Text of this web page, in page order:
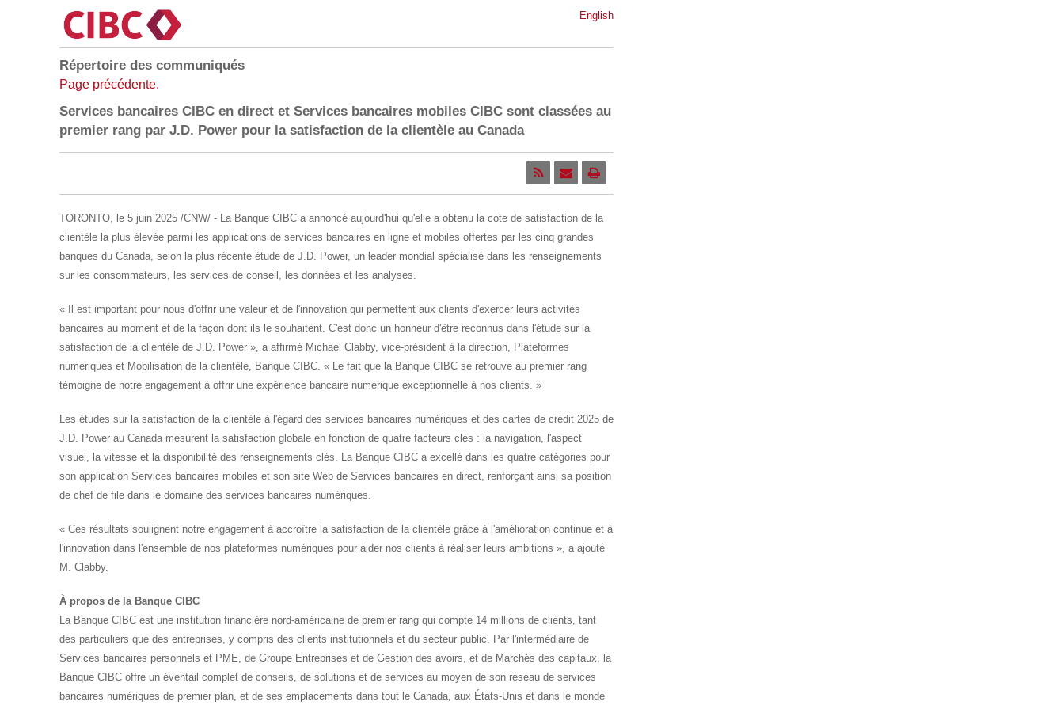
English
Répertoire des communiqués
Page précédente.
Services bancaires CIBC en direct et Services bancaires mobiles CIBC sont classées au
premier rang par J.D. Power pour la satisfaction de la clientèle au Canada
TORONTO, le 5 juin 2025 /CNW/ - La Banque CIBC a annoncé aujourd'hui qu'elle a obtenu la cote de satisfaction de la
clientèle la plus élevée parmi les applications de services bancaires en ligne et mobiles offertes par les cinq grandes
banques duCanada, selon la plus récente étude de J.D. Power, un leader mondial spécialisé dans les renseignements
sur les consommateurs, les services de conseil, les données et les analyses.
« Il est important pour nous d'offrir une valeur et de l'innovation qui permettent aux clients d'exercer leurs activités
bancaires au moment et de la façon dont ils le souhaitent. C'est donc un honneur d'être reconnus dans l'étude sur la
satisfaction de la clientèle de J.D. Power », a affirmé Michael Clabby, vice-président à la direction, Plateformes
numériques et Mobilisation de la clientèle, Banque CIBC. « Le fait que la Banque CIBC se retrouve au premier rang
témoigne de notre engagement à offrir une expérience bancaire numérique exceptionnelle à nos clients. »
Les études sur la satisfaction de la clientèle à l'égard des services bancaires numériques et des cartes de crédit 2025 de
J.D. Power auCanadamesurent la satisfaction globale en fonction de quatre facteurs clés : la navigation, l'aspect
visuel, la vitesse et la disponibilité des renseignements clés. La Banque CIBC a excellé dans les quatre catégories pour
son application Services bancaires mobiles et son site Web de Services bancaires en direct, renforçant ainsi sa position
de chef de file dans le domaine des services bancaires numériques.
« Ces résultats soulignent notre engagement à accroître la satisfaction de la clientèle grâce à l'amélioration continue et à
l'innovation dans l'ensemble de nos plateformes numériques pour aider nos clients à réaliser leurs ambitions », a ajouté
M. Clabby.
À propos de la Banque CIBC
La Banque CIBC est une institution financière nord-américaine de premier rang qui compte 14 millions de clients, tant
des particuliers que des entreprises, y compris des clients institutionnels et du secteur public. Par l'intermédiaire de
Services bancaires personnels et PME, de Groupe Entreprises et de Gestion des avoirs, et de Marchés des capitaux, la
Banque CIBC offre un éventail complet de conseils, de solutions et de services au moyen de son réseau de services
bancaires numériques de premier plan, et de ses emplacements dans tout le Canada, aux États-Unis et dans le monde